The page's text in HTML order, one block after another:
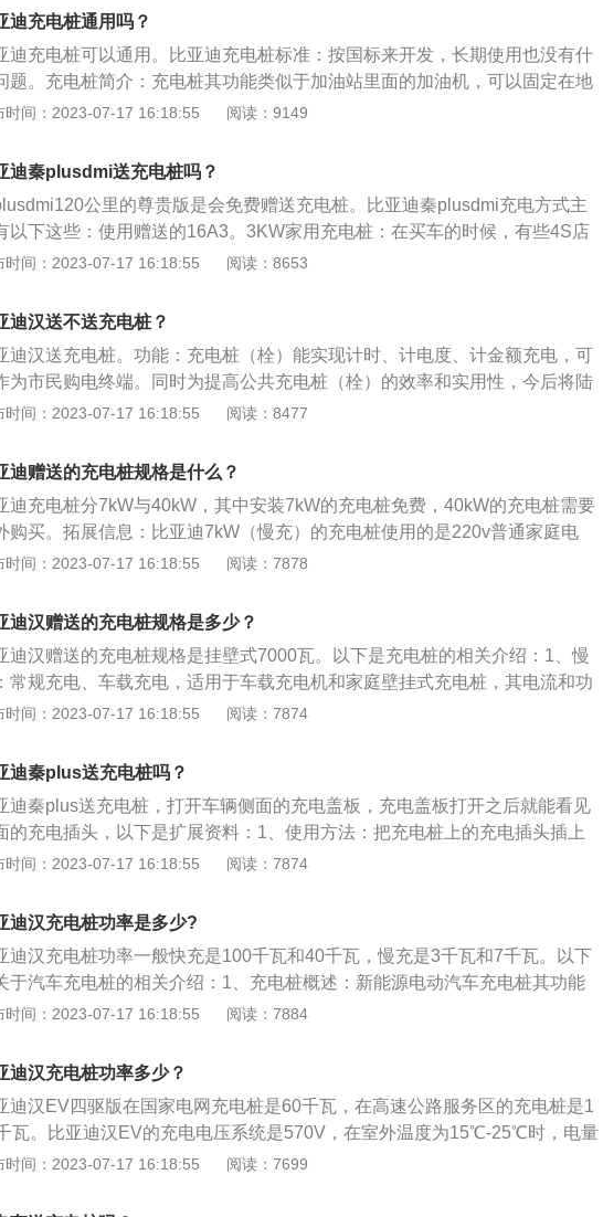
的公共场所。
，可以联系安装人员上门维修。在安装充电桩的时候需要注意看电缆够不够
有不少车主反映安装完之后每次停车都要歪着停才能充电，延长电缆的话又
钱。
迪充电桩通用吗？
迪充电桩可以通用。比亚迪充电桩标准：按国标来开发，长期使用也没有什
题。充电桩简介：充电桩其功能类似于加油站里面的加油机，可以固定在地
墙壁，安装于公共建筑（公共楼宇、商场、公共停车场等）和居民小区停车
端与交流电网直接连接，输出端都装有充电插头用于为电动汽车充电。充电
般提供常规充电和快速充电两种充电方式，人们可以使用特定的充电卡在充
提供的人机交互操作界面上刷卡使用，进行相应的充电方式、充电时间、费
据打印等操作，充电桩显示屏能显示充电量、费用、充电时间等数据。
时间：2023-07-17 16:18:55 阅读：9149
迪秦plusdmi送充电桩吗？
公里的尊贵版是会免费赠送充电桩。比亚迪秦plusdmi充电方式主
以下这些：使用赠送的16A3。3KW家用充电桩：在买车的时候，有些4S店
赠送一套16A3。3KW的家用充电桩;秦plusdmi实测充电功率在2。6kw-3。2
式充电器。直接插直接插220V家用16A空调插座就可以充电，充电速度和家
电桩一样，比买车送的1。5KW随车充快一倍时间。
时间：2023-07-17 16:18:55 阅读：8653
迪汉送不送充电桩？
迪汉送充电桩。功能：充电桩（栓）能实现计时、计电度、计金额充电，可
为市民购电终端。同时为提高公共充电桩（栓）的效率和实用性，今后将陆
加一桩（栓）多充和为电动自行车充电的功能。技术实现：电动汽车充电桩
这也是消费者在购买电动汽车之前最为关心的一个方面之一。实现动力电池
、高效、安全、合理的电量补给是电动汽车充电器设计的基本原则，另外，
考虑充电器对各种动力电池的适用性。
时间：2023-07-17 16:18:55 阅读：8477
迪赠送的充电桩规格是什么？
迪充电桩分7kW与40kW，其中安装7kW的充电桩免费，40kW的充电桩需要
购买。拓展信息：比亚迪7kW（慢充）的充电桩使用的是220v普通家庭电
电费同家庭收费；而40kW（快充）的充电桩使用380v工业电压，电费根据
需2-2.5小时。且比亚迪的充电桩有5年质保，如果期间发生故障，可以联系
时间：2023-07-17 16:18:55 阅读：7878
迪汉赠送的充电桩规格是多少？
迪汉赠送的充电桩规格是挂壁式7000瓦。以下是充电桩的相关介绍：1、慢
常规充电、车载充电，适用于车载充电机和家庭壁挂式充电桩，其电流和功
对较小，一般充电时间需要6-8个小时。2、快充：地面充电、应急充电，含
使电池在短时间内可充至80%左右的电量，一般1小时能充满电。
时间：2023-07-17 16:18:55 阅读：7874
迪秦plus送充电桩吗？
迪秦plus送充电桩，打开车辆侧面的充电盖板，充电盖板打开之后就能看见
的充电插头，以下是扩展资料：1、使用方法：把充电桩上的充电插头插上
此时车辆仪表盘就会显示充电百分比和预计的充电时间。如果使用原厂配备
秦的电池能存储53.56KWH的电量，比亚迪秦充满一次电可以跑420公里左
建议大家不要过度放电，过度放电会对电池寿命有影响。最好在电量剩余2
右就开始充电，这样车辆电池会有不错的耐用性。
时间：2023-07-17 16:18:55 阅读：7874
迪汉充电桩功率是多少?
迪汉充电桩功率一般快充是100千瓦和40千瓦，慢充是3千瓦和7千瓦。以下
于汽车充电桩的相关介绍：1、充电桩概述：新能源电动汽车充电桩其功能
于加油站里面的加油机，可以固定在地面或墙壁，安装于公共建筑（公共楼
为各种型号的电动汽车充电。2、充电桩连接方式：新能源电动汽车充电桩
入端与交流电网直接连接，输出端都装有充电插头用于为电动汽车充电。新
电动汽车充电桩一般提供常规充电和快速充电两种充电方式。
时间：2023-07-17 16:18:55 阅读：7884
迪汉充电桩功率多少？
迪汉EV四驱版在国家电网充电桩是60千瓦，在高速公路服务区的充电桩是1
瓦。比亚迪汉EV的充电电压系统是570V，在室外温度为15℃-25℃时，电量
下从30%充到80%，官方充电时间为25分钟，如果在冬天气温的情况下会更
转大屏幕没有想象中可玩性那么强，常规的听歌、影视之类的APP都有，且
时间：2023-07-17 16:18:55 阅读：7699